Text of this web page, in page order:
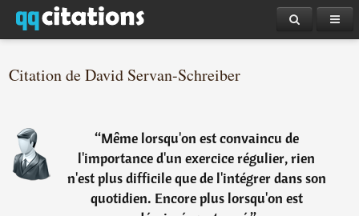
Citation de David Servan-Schreiber
“Même lorsqu'on est convaincu de
l'importance d'un exercice régulier, rien
n'est plus difficile que de l'intégrer dans son
quotidien. Encore plus lorsqu'on est